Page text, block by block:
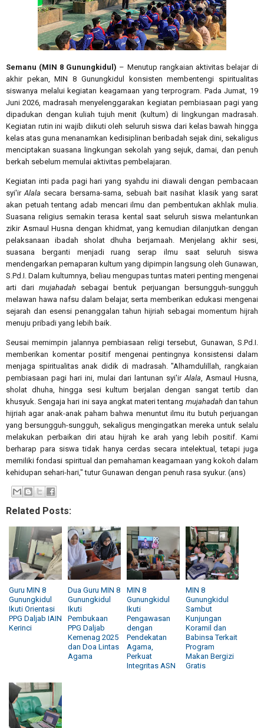
Semanu (MIN 8 Gunungkidul) – Menutup rangkaian aktivitas belajar di
akhir pekan, MIN 8 Gunungkidul konsisten membentengi spiritualitas
siswanya melalui kegiatan keagamaan yang terprogram. Pada Jumat, 19
Juni 2026, madrasah menyelenggarakan kegiatan pembiasaan pagi yang
dipadukan dengan kuliah tujuh menit (kultum) di lingkungan madrasah.
Kegiatan rutin ini wajib diikuti oleh seluruh siswa dari kelas bawah hingga
kelas atas guna menanamkan kedisiplinan beribadah sejak dini, sekaligus
menciptakan suasana lingkungan sekolah yang sejuk, damai, dan penuh
berkah sebelum memulai aktivitas pembelajaran.
Kegiatan inti pada pagi hari yang syahdu ini diawali dengan pembacaan
syi'irAlala secara bersama-sama, sebuah bait nasihat klasik yang sarat
akan petuah tentang adab mencari ilmu dan pembentukan akhlak mulia.
Suasana religius semakin terasa kental saat seluruh siswa melantunkan
zikir Asmaul Husna dengan khidmat, yang kemudian dilanjutkan dengan
pelaksanaan ibadah sholat dhuha berjamaah. Menjelang akhir sesi,
suasana berganti menjadi ruang serap ilmu saat seluruh siswa
mendengarkan pemaparan kultum yang dipimpin langsung oleh Gunawan,
S.Pd.I. Dalam kultumnya, beliau mengupas tuntas materi penting mengenai
arti dari mujahadah sebagai bentuk perjuangan bersungguh-sungguh
melawan hawa nafsu dalam belajar, serta memberikan edukasi mengenai
sejarah dan esensi penanggalan tahun hijriah sebagai momentum hijrah
menuju pribadi yang lebih baik.
Seusai memimpin jalannya pembiasaan religi tersebut, Gunawan, S.Pd.I.
memberikan komentar positif mengenai pentingnya konsistensi dalam
menjaga spiritualitas anak didik di madrasah. "Alhamdulillah, rangkaian
pembiasaan pagi hari ini, mulai dari lantunan syi'irAlala, Asmaul Husna,
sholat dhuha, hingga sesi kultum berjalan dengan sangat tertib dan
khusyuk. Sengaja hari ini saya angkat materi tentang mujahadahdan tahun
hijriah agar anak-anak paham bahwa menuntut ilmu itu butuh perjuangan
yang bersungguh-sungguh, sekaligus mengingatkan mereka untuk selalu
melakukan perbaikan diri atau hijrah ke arah yang lebih positif. Kami
berharap para siswa tidak hanya cerdas secara intelektual, tetapi juga
memiliki fondasi spiritual dan pemahaman keagamaan yang kokoh dalam
kehidupan sehari-hari," tutur Gunawan dengan penuh rasa syukur. (ans)
Related Posts:
Guru MIN 8
Gunungkidul
Ikuti Orientasi
PPG Daljab IAIN
Kerinci
Dua Guru MIN 8
Gunungkidul
Ikuti
Pembukaan
PPG Daljab
Kemenag 2025
dan Doa Lintas
Agama
MIN 8
Gunungkidul
Ikuti
Pengawasan
dengan
Pendekatan
Agama,
Perkuat
Integritas ASN
MIN 8
Gunungkidul
Sambut
Kunjungan
Koramil dan
Babinsa Terkait
Program
Makan Bergizi
Gratis